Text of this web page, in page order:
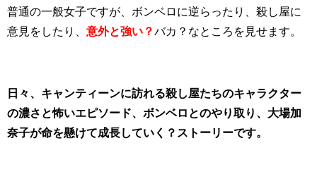
普通の一般女子ですが、ボンベロに逆らったり、殺し屋に
意見をしたり、 意外と強い？ バカ？なところを見せます。
日々、キャンティーンに訪れる殺し屋たちのキャラクター
の濃さと怖いエピソード、ボンベロとのやり取り、大場加
奈子が命を懸けて成長していく？ストーリーです。